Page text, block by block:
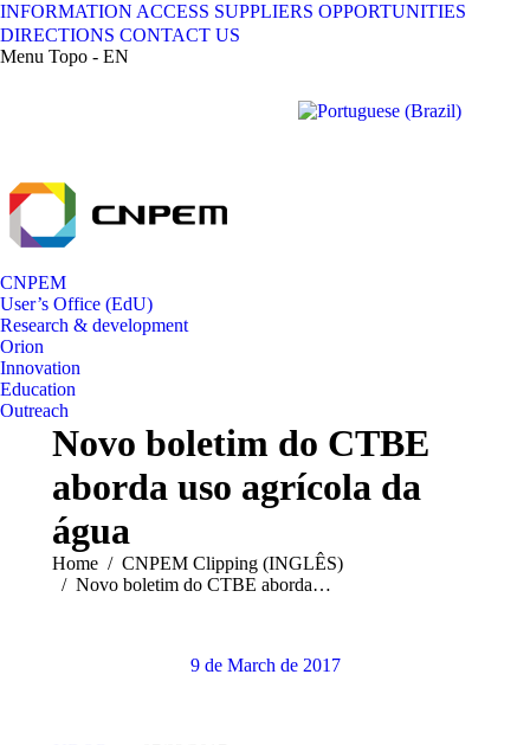
INFORMATION ACCESS SUPPLIERS OPPORTUNITIES
DIRECTIONS CONTACT US
Menu Topo - EN
in
new
in
new
in
new
in
new
Linkedin
CNPEM
User’s Office (EdU)
Research & development
Orion
Innovation
Education
Outreach
Novo boletim do CTBE
aborda uso agrícola da
água
You are here:
Home
CNPEM Clipping (INGLÊS)
Novo boletim do CTBE aborda…
9 de March de 2017